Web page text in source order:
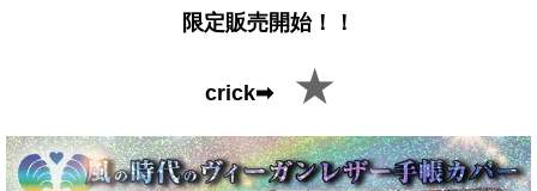
限定販売開始！！
crick➡ ★